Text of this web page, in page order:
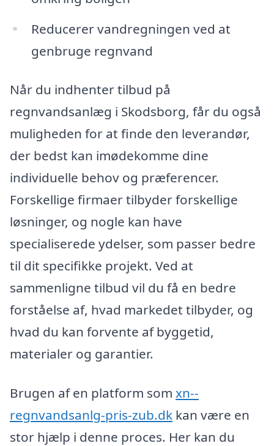
Reducerer vandregningen ved at
genbruge regnvand
Når du indhenter tilbud på
regnvandsanlæg i Skodsborg, får du også
muligheden for at finde den leverandør,
der bedst kan imødekomme dine
individuelle behov og præferencer.
Forskellige firmaer tilbyder forskellige
løsninger, og nogle kan have
specialiserede ydelser, som passer bedre
til dit specifikke projekt. Ved at
sammenligne tilbud vil du få en bedre
forståelse af, hvad markedet tilbyder, og
hvad du kan forvente af byggetid,
materialer og garantier.
Brugen af en platform som xn--
regnvandsanlg-pris-zub.dk kan være en
stor hjælp i denne proces. Her kan du